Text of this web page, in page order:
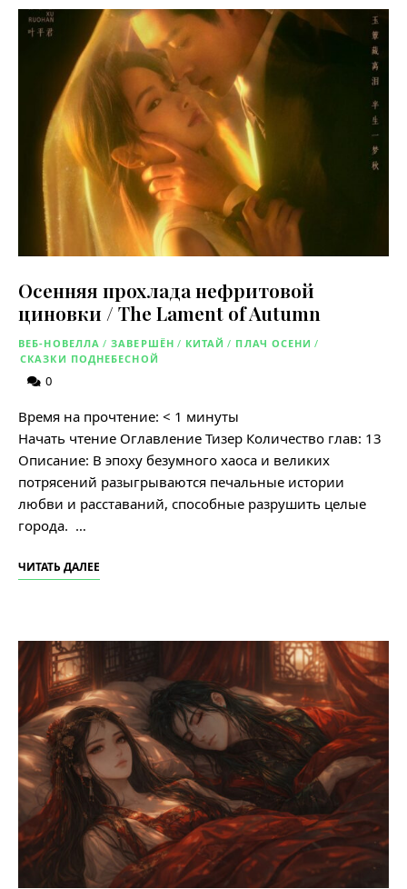
Осенняя прохлада нефритовой
циновки / The Lament of Autumn
ВЕБ-НОВЕЛЛА / ЗАВЕРШЁН / КИТАЙ / ПЛАЧ ОСЕНИ /
СКАЗКИ ПОДНЕБЕСНОЙ
0
Время на прочтение: < 1 минуты
Начать чтение Оглавление Тизер Количество глав: 13
Описание: В эпоху безумного хаоса и великих
потрясений разыгрываются печальные истории
любви и расставаний, способные разрушить целые
города. …
ЧИТАТЬ ДАЛЕЕ